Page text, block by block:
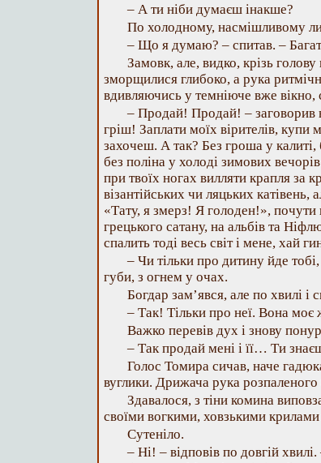
– А ти ніби думаєш інакше?
По холодному, насмішливому
– Що я думаю? – спитав. –
Замовк, але, видко, крізь
зморщилися глибоко, а рука
вдивляючись у темніюче вже вікно,
– Продай! Продай! – заговорив
гріш! Заплати моїх вірителів, купи
захочеш. А так? Без гроша у калиті,
без поліна у холоді зимових
при твоїх ногах вилляти крапля за
візантійських чи ляцьких
«Тату, я змерз! Я голоден!»,
грецького сатану, на альбів та
спалить тоді весь світ і мене,
– Чи тільки про дитину йде
губи, з огнем у очах.
Богдар зам’явся, але по хвилі і
– Так! Тільки про неї. Вона
Важко перевів дух і знову
– Так продай мені і її… Ти
Голос Томира сичав, наче
вуглики. Дрижача рука
Здавалося, з тіни комина
своїми вогкими, ховзькими
Сутеніло.
– Ні! – відповів по довгій